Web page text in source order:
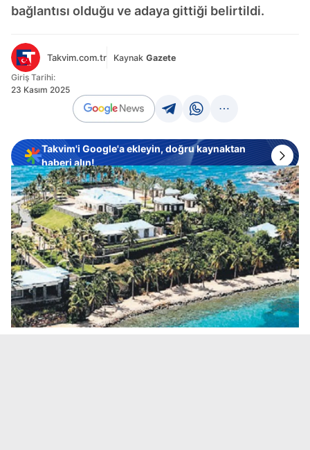
bağlantısı olduğu ve adaya gittiği belirtildi.
Takvim.com.tr Kaynak Gazete
Giriş Tarihi:
23 Kasım 2025
Takvim'i Google'a ekleyin, doğru kaynaktan
haberi alın!